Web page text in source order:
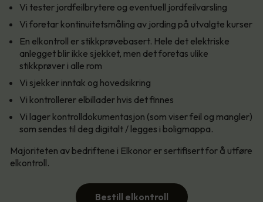
Vi tester jordfeilbrytere og eventuell jordfeilvarsling
Vi foretar kontinuitetsmåling av jording på utvalgte kurser
En elkontroll er stikkprøvebasert. Hele det elektriske
anlegget blir ikke sjekket, men det foretas ulike
stikkprøver i alle rom
Vi sjekker inntak og hovedsikring
Vi kontrollerer elbillader hvis det finnes
Vi lager kontrolldokumentasjon (som viser feil og mangler)
som sendes til deg digitalt / legges i boligmappa.
Majoriteten av bedriftene i Elkonor er sertifisert for å utføre
elkontroll.
Bestill elkontroll